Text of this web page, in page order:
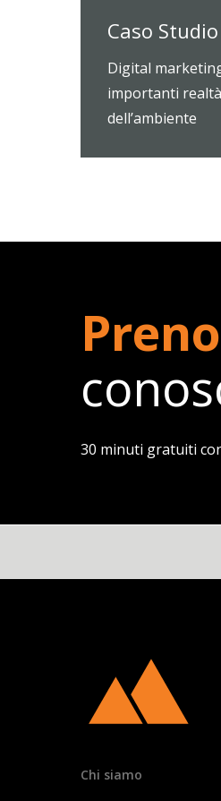
Caso
Digital
importanti
dell’ambiente
30 minuti gratuiti
Chi siamo